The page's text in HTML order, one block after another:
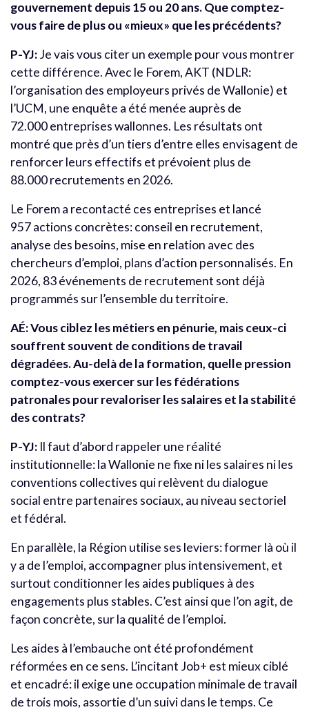
gouvernement depuis 15 ou 20 ans. Que comptez-
vous faire de plus ou «mieux» que les précédents?
P-YJ:Je vais vous citer un exemple pour vous montrer
cette différence. Avec le Forem, AKT (NDLR:
l’organisation des employeurs privés de Wallonie) et
l’UCM, une enquête a été menée auprès de
72.000entreprises wallonnes. Les résultats ont
montré que près d’un tiers d’entre elles envisagent de
renforcer leurs effectifs et prévoient plus de
88.000recrutements en 2026.
Le Forem a recontacté ces entreprises et lancé
957 actions concrètes: conseil en recrutement,
analyse des besoins, mise en relation avec des
chercheurs d’emploi, plans d’action personnalisés. En
2026, 83 événements de recrutement sont déjà
programmés sur l’ensemble du territoire.
AÉ: Vous ciblez les métiers en pénurie, mais ceux-ci
souffrent souvent de conditions de travail
dégradées. Au-delà de la formation, quelle pression
comptez-vous exercer sur les fédérations
patronales pour revaloriser les salaires et la stabilité
des contrats?
P-YJ: Il faut d’abord rappeler une réalité
institutionnelle: la Wallonie ne fixe ni les salaires ni les
conventions collectives qui relèvent du dialogue
social entre partenaires sociaux, au niveau sectoriel
et fédéral.
En parallèle, la Région utilise ses leviers: former là où il
y a de l’emploi, accompagner plus intensivement, et
surtout conditionner les aides publiques à des
engagements plus stables. C’est ainsi que l’on agit, de
façon concrète, sur la qualité de l’emploi.
Les aides à l’embauche ont été profondément
réformées en ce sens. L’incitant Job+ est mieux ciblé
et encadré: il exige une occupation minimale de travail
de trois mois, assortie d’un suivi dans le temps. Ce